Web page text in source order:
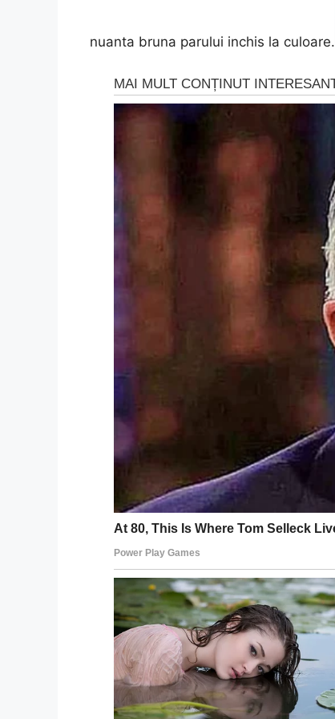
nuanta bruna parului inchis la culoare.